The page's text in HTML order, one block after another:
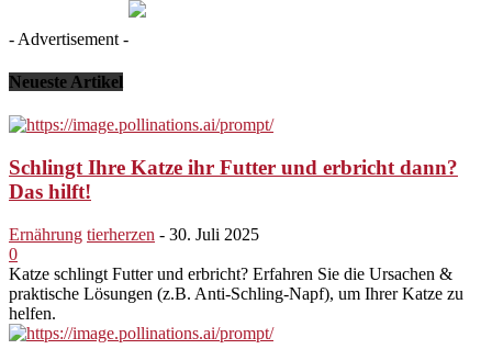
- Advertisement -
Neueste Artikel
Schlingt Ihre Katze ihr Futter und erbricht dann?
Das hilft!
Ernährung tierherzen - 30. Juli 2025
0
Katze schlingt Futter und erbricht? Erfahren Sie die Ursachen &
praktische Lösungen (z.B. Anti-Schling-Napf), um Ihrer Katze zu
helfen.